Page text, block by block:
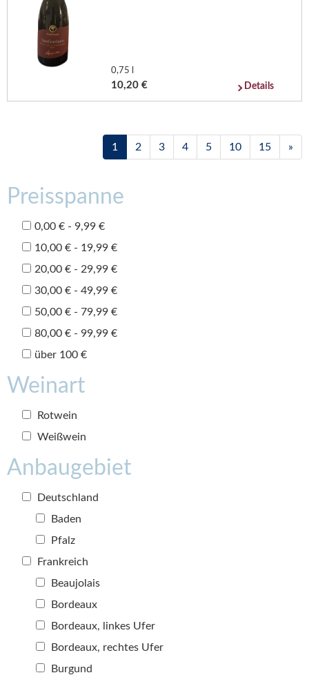
0,75 l
10,20 € Details
1 2 3 4 5 10 15 »
Preisspanne
0,00 € - 9,99 €
10,00 € - 19,99 €
20,00 € - 29,99 €
30,00 € - 49,99 €
50,00 € - 79,99 €
80,00 € - 99,99 €
über 100 €
Weinart
Rotwein
Weißwein
Anbaugebiet
Deutschland
Baden
Pfalz
Frankreich
Beaujolais
Bordeaux
Bordeaux, linkes Ufer
Bordeaux, rechtes Ufer
Burgund